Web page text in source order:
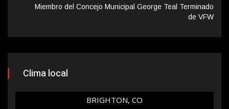
Miembro del Concejo Municipal George Teal Terminado
de VFW
Clima local
BRIGHTON, CO